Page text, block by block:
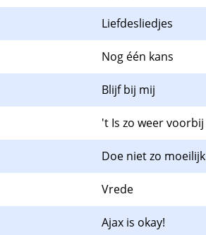
Liefdesliedjes
Nog één kans
Blijf bij mij
't Is zo weer voorbij
Doe niet zo moeilijk
Vrede
Ajax is okay!